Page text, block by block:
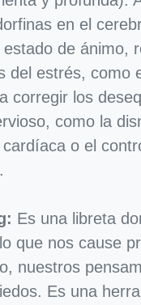
en el
de ánimo,
del estrés, como
corregir los
como la
o el
Es una libreta
que nos cause
nuestros
Es una